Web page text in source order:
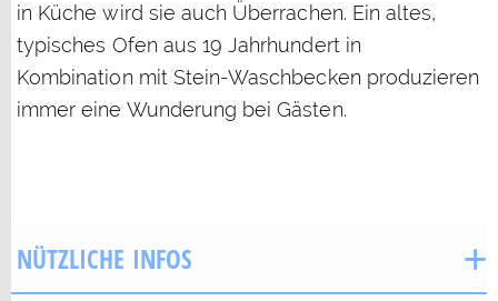
in Küche wird sie auch Überrachen. Ein altes,
typisches Ofen aus 19 Jahrhundert in
Kombination mit Stein-Waschbecken produzieren
immer eine Wunderung bei Gästen.
NÜTZLICHE INFOS